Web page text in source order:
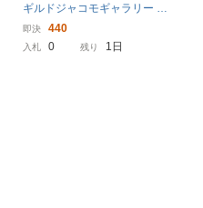
ギルドジャコモギャラリー サ
ンダル 35 22.5cm イタリア製 E
597-73
即決 440
入札 0 残り 1日